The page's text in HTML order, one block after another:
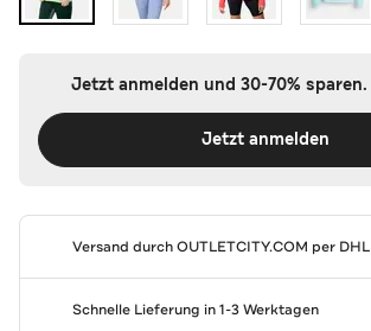
Jetzt anmelden und 30-70% sparen.
Jetzt anmelden
Versand durchOUTLETCITY.COM per DHL
Schnelle Lieferung in 1-3 Werktagen